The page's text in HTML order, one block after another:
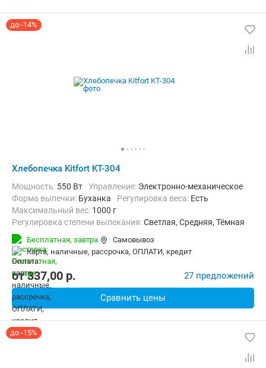
до -14%
Хлебопечка Kitfort KT-304
Мощность: 550 Вт Управление: Электронно-механическое
Форма выпечки: Буханка регулировка веса: Есть
максимальный вес: 1000 г
Регулировка степени выпекания:Светлая, Средняя, Тёмная
Количество рецептов:
Дополнительные функции:
Материал корпуса: Нерж. сталь 4.9 кг
Бесплатная, завтра
Самовывоз
карта, наличные, рассрочка, ОПЛАТИ, кредит
от337,00 p. 27 предложений
Сравнить цены
до -15%